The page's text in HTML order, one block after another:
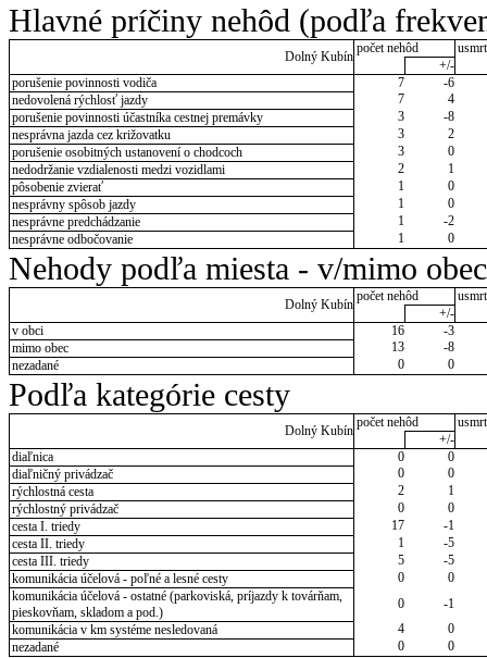
Hlavné príčiny nehôd (podľa
Dolný Kubín
počet nehôd
+/-
porušenie povinnosti vodiča
7
-6
nedovolená rýchlosť jazdy
7
4
porušenie povinnosti účastníka cestnej premávky
3
-8
nesprávna jazda cez križovatku
3
2
porušenie osobitných ustanovení o chodcoch
3
0
nedodržanie vzdialenosti medzi vozidlami
2
1
pôsobenie zvierať
1
0
nesprávny spôsob jazdy
1
0
nesprávne predchádzanie
1
-2
nesprávne odbočovanie
1 0
Nehody podľa miesta - v/mimo obec
Dolný Kubín
počet nehôd
+/-
v obci
16
-3
mimo obec
13
-8
nezadané
0 0
Podľa kategórie cesty
Dolný Kubín
počet nehôd
+/-
diaľnica
0
0
diaľničný privádzač
0
0
rýchlostná cesta
2
1
rýchlostný privádzač
0
0
cesta I. triedy
17
-1
cesta II. triedy
1
-5
cesta III. triedy
5
-5
komunikácia účelová - poľné a lesné cesty
0
0
komunikácia účelová - ostatné (parkoviská, príjazdy k továrňam,
pieskovňam, skladom a pod.)
0
-1
komunikácia v km systéme nesledovaná
4
0
nezadané
0 0